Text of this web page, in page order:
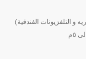
الفندقية)